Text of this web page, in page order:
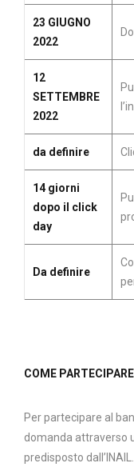
23 GIUGNO
2022
12
SETTEMBRE
2022
da definire
14 giorni
dopo il click
day
Da definire
COME
Per partecipare al
domanda attraverso
predisposto